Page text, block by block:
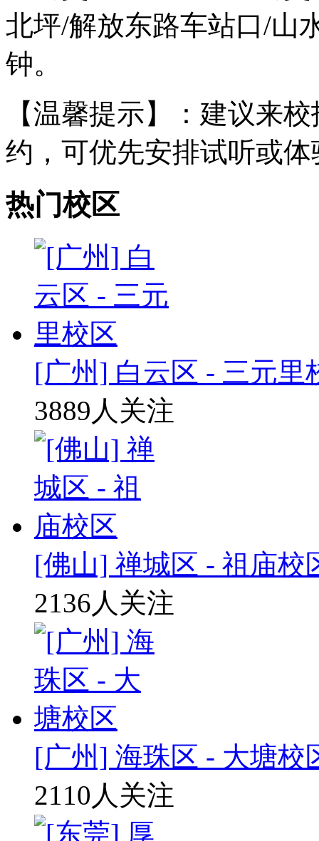
北坪/解放东路车站口/山
钟。
【温馨提示】：建议来
约，可优先安排试听或
热门校区
[广州] 白云区 - 三元里
3889人关注
[佛山] 禅城区 - 祖庙校
2136人关注
[广州] 海珠区 - 大塘校
2110人关注